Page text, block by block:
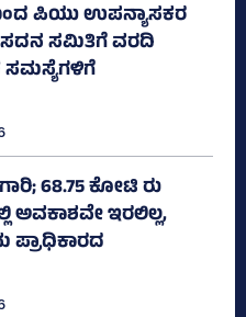
ಪಿಯು ಉಪನ್ಯಾಸಕರ
ಸದನ ಸಮಿತಿಗೆ ವರದಿ
ಸಮಸ್ಯೆಗಳಿಗೆ
68.75 ಕೋಟಿ ರು
ಅವಕಾಶವೇ ಇರಲಿಲ್ಲ,
ಪ್ರಾಧಿಕಾರದ